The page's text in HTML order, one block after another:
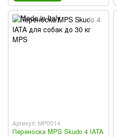
Артикул: MP0014
Переноска MPS Skudo 4 IATA